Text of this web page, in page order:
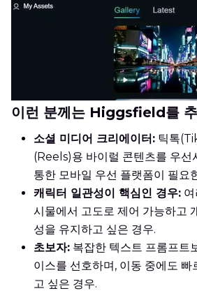
이런 분께는 Higgsfield를
소셜 미디어 크리에이터: 틱톡
(Reels)용 바이럴 콘텐츠를 우
통한 모바일 우선 플랫폼이 필요
캐릭터 일관성이 핵심인 경우:
시물에서 고도로 제어 가능하고
성을 유지하고 싶은 경우.
초보자: 복잡한 텍스트 프롬프트
이스를 선호하며, 이동 중에도
고 싶은 경우.